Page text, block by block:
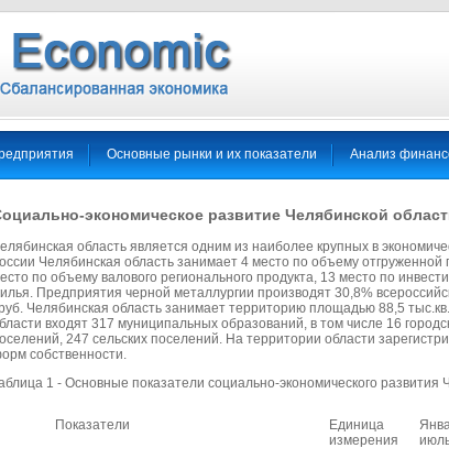
Основные рынки и их показатели Анализ
экономическое развитие Челябинской
область является одним из наиболее крупных в
Челябинская область занимает 4 место по объему
по объему валового регионального продукта, 13 место по
Предприятия черной металлургии производят 30,8%
Челябинская область занимает территорию площадью 88,5
входят 317 муниципальных образований, в том числе 16
247 сельских поселений. На территории области
собственности.
1 - Основные показатели социально-экономического
Показатели
Единица
измерения